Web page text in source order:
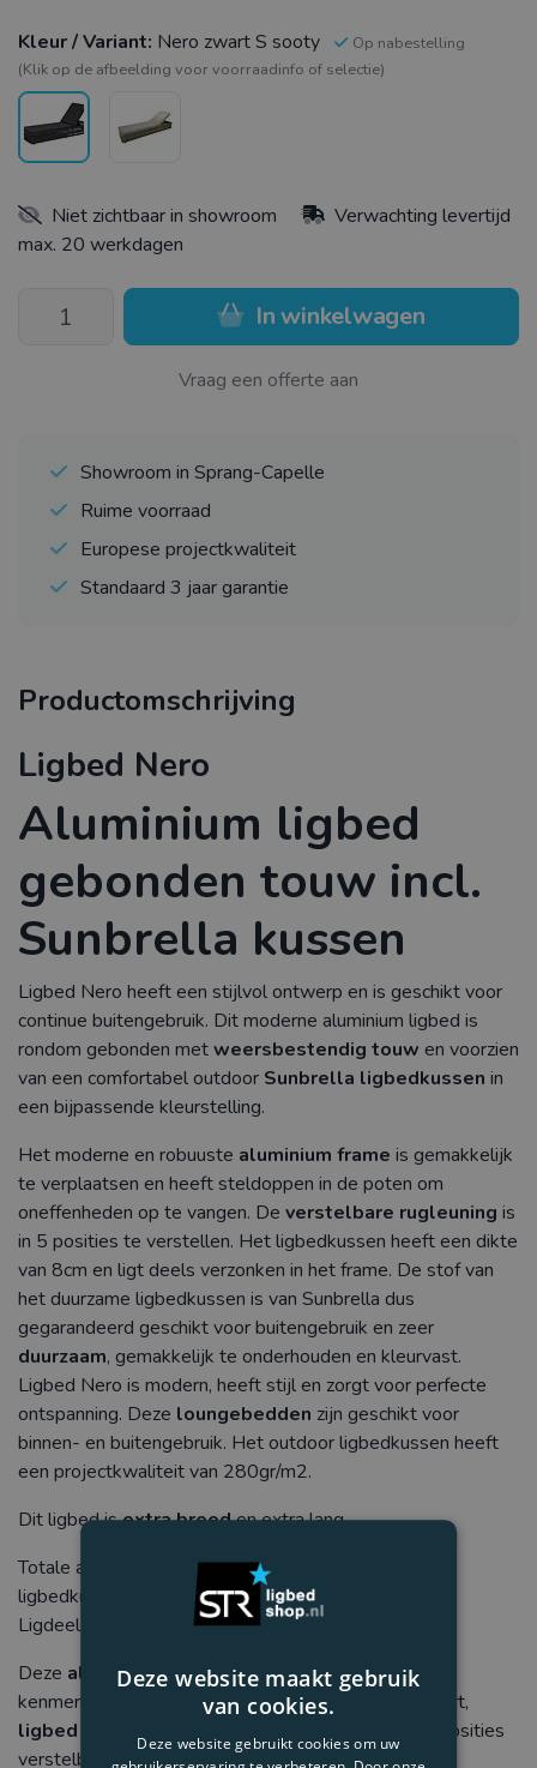
Kleur / Variant: Nero zwart S sooty
Op nabestelling
(Klik op de afbeelding voor voorraadinfo of selectie)
Niet zichtbaar in showroom
Verwachting levertijd
max. 20 werkdagen
In winkelwagen
Vraag een offerte aan
Showroom in Sprang-Capelle
Ruime voorraad
Europese projectkwaliteit
Standaard 3 jaar garantie
Productomschrijving
Ligbed Nero
Aluminium ligbed
gebonden touw incl.
Sunbrella kussen
Ligbed Nero heeft een stijlvol ontwerp en is geschikt voor
continue buitengebruik. Dit moderne aluminium ligbed is
rondom gebonden metweersbestendig touw en voorzien
van een comfortabel outdoor Sunbrella ligbedkussen in
een bijpassende kleurstelling.
Het moderne en robuuste aluminium frame is gemakkelijk
te verplaatsen en heeft steldoppen in de poten om
oneffenheden op te vangen. De verstelbare rugleuning is
in 5 posities te verstellen. Het ligbedkussen heeft een dikte
van 8cm en ligt deels verzonken in het frame. De stof van
het duurzame ligbedkussen is van Sunbrella dus
gegarandeerd geschikt voor buitengebruik en zeer
duurzaam, gemakkelijk te onderhouden en kleurvast.
Ligbed Nero is modern, heeft stijl en zorgt voor perfecte
ontspanning. Deze loungebedden zijn geschikt voor
binnen- en buitengebruik. Het outdoor ligbedkussen heeft
een projectkwaliteit van 280gr/m2.
Dit ligbed isextra breeden extra lang.
Totale afmeting: L205 cm x B70 cm x H33 cm incl.
ligbedkussen
Ligdeel: B 60 cm x L 199 cm
Deze aluminium ligbedden hebben de volgende
kenmerken: moderne uitstraling, uitstekend ligcomfort,
ligbed kan geheel vlak, Sunbrella ligbedkussen, 5 posities
verstelbare rugleuning, steldoppen, weersbestendig
Deze website maakt gebruik
van cookies.
Deze website gebruikt cookies om uw